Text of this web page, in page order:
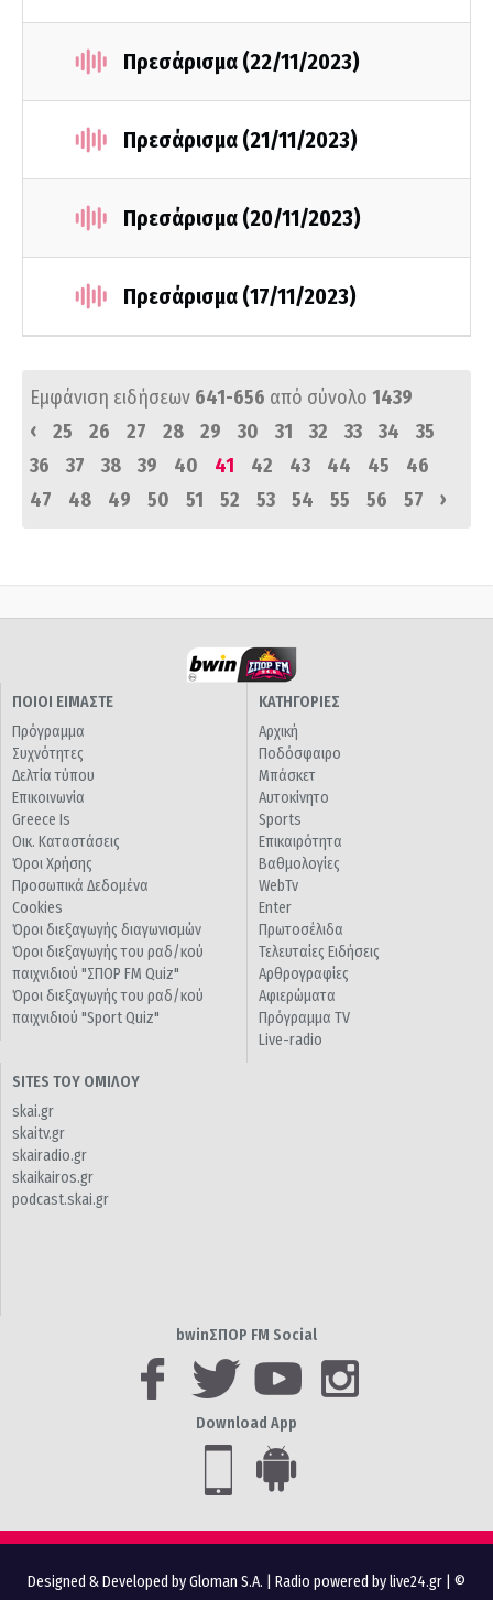
Πρεσάρισμα (22/11/2023)
Πρεσάρισμα (21/11/2023)
Πρεσάρισμα (20/11/2023)
Πρεσάρισμα (17/11/2023)
Εμφάνιση ειδήσεων 641-656 από σύνολο 1439
‹
25 26 27 28 29 30 31 32 33 34
35
36
37 38 39 40 41 42 43 44 45
46
47
48 49 50 51 52 53 54 55 56 57 ›
ΠΟΙΟΙ ΕΙΜΑΣΤΕ
Πρόγραμμα
Συχνότητες
Δελτία τύπου
Επικοινωνία
Greece Is
Οικ. Καταστάσεις
Όροι Χρήσης
Προσωπικά Δεδομένα
Cookies
Όροι διεξαγωγής διαγωνισμών
Όροι διεξαγωγής του ραδ/κού
παιχνιδιού "ΣΠΟΡ FM Quiz"
Όροι διεξαγωγής του ραδ/κού
παιχνιδιού "Sport Quiz"
ΚΑΤΗΓΟΡΙΕΣ
Αρχική
Ποδόσφαιρο
Μπάσκετ
Αυτοκίνητο
Sports
Επικαιρότητα
Βαθμολογίες
WebTv
Enter
Πρωτοσέλιδα
Τελευταίες Ειδήσεις
Αρθρογραφίες
Αφιερώματα
Πρόγραμμα TV
Live-radio
SITES ΤΟΥ ΟΜΙΛΟΥ
skai.gr
skaitv.gr
skairadio.gr
skaikairos.gr
podcast.skai.gr
bwinΣΠΟΡ FM Social
Download App
Designed & Developed by Gloman S.A. Radio powered by live24.gr | ©